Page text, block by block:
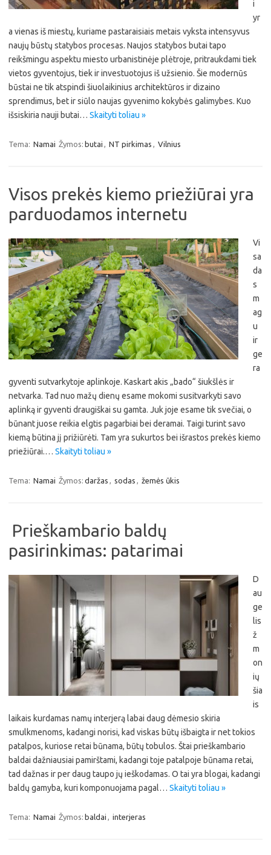
i
yr
a vienas iš miestų, kuriame pastaraisiais metais vyksta intensyvus
naujų būstų statybos procesas. Naujos statybos butai tapo
reikšmingu aspektu miesto urbanistinėje plėtroje, pritraukdami tiek
vietos gyventojus, tiek ir investuotojus iš užsienio. Šie modernūs
būstai ne tik atspindi šiuolaikinius architektūros ir dizaino
sprendimus, bet ir siūlo naujas gyvenimo kokybės galimybes. Kuo
išsiskiria nauji butai… Skaityti toliau »
Tema: Namai Žymos: butai , NT pirkimas , Vilnius
Visos prekės kiemo priežiūrai yra
parduodamos internetu
Vi
sa
da
s
m
ag
u
ir
ge
ra
gyventi sutvarkytoje aplinkoje. Kaskart akis „bado“ šiukšlės ir
netvarka. Tad nuo mažų dienų esame mokomi susitvarkyti savo
aplinką ir gyventi draugiškai su gamta. Juk joje esame tik svečiai, o
būnant juose reikia elgtis pagarbiai bei deramai. Taigi turint savo
kiemą būtina jį prižiūrėti. Tam yra sukurtos bei išrastos prekės kiemo
priežiūrai.… Skaityti toliau »
Tema: Namai Žymos: daržas , sodas , žemės ūkis
Prieškambario baldų
pasirinkimas: patarimai
D
au
ge
lis
ž
m
on
ių
šia
is
laikais kurdamas namų interjerą labai daug dėmesio skiria
smulkmenoms, kadangi norisi, kad viskas būtų išbaigta ir net tokios
patalpos, kuriose retai būnama, būtų tobulos. Štai prieškambario
baldai dažniausiai pamirštami, kadangi toje patalpoje būnama retai,
tad dažnas ir per daug taupo jų ieškodamas. O tai yra blogai, kadangi
baldų gamyba, kuri komponuojama pagal… Skaityti toliau »
Tema: Namai Žymos: baldai , interjeras